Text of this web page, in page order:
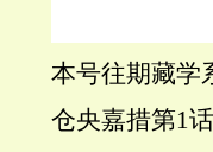
本号往期藏学
仓央嘉措第1